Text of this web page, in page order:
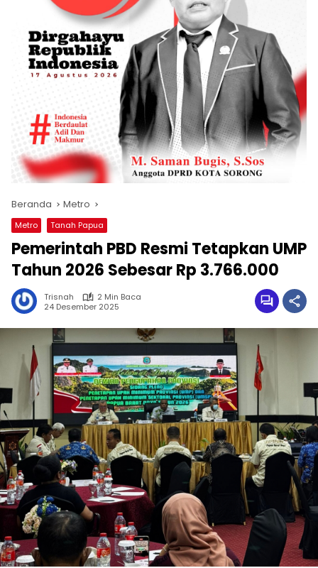
Beranda Metro
Metro Tanah Papua
Pemerintah PBD Resmi Tetapkan UMP
Tahun 2026 Sebesar Rp 3.766.000
Trisnah
2 Min Baca
24 Desember 2025